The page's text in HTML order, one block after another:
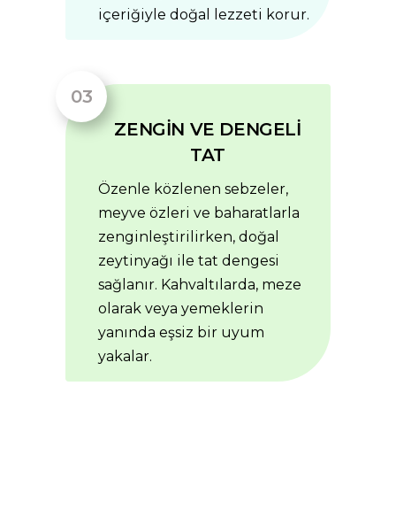
içeriğiyle doğal lezzeti korur.
ZENGİN VE DENGELİ
TAT
Özenle közlenen sebzeler,
meyve özleri ve baharatlarla
zenginleştirilirken, doğal
zeytinyağı ile tat dengesi
sağlanır. Kahvaltılarda, meze
olarak veya yemeklerin
yanında eşsiz bir uyum
yakalar.